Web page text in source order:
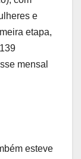
e
etapa,
mensal
esteve